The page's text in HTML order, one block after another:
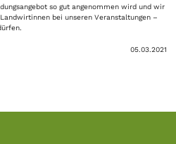
so gut angenommen wird und wir
bei unseren Veranstaltungen –
05.03.2021